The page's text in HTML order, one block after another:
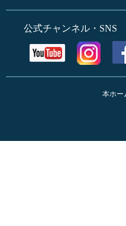
公式チャンネル・SNS
本ホー